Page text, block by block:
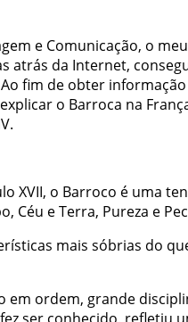
e Comunicação, o meu
atrás da Internet,
Ao fim de obter informação
explicar o Barroca na
.
XVII, o Barroco é uma
, Céu eTerra, Pureza e
mais sóbrias do
em ordem, grande
fezser conhecido, refletiu